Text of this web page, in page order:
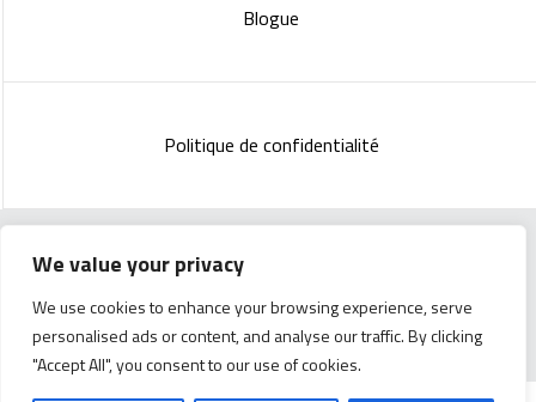
We value your privacy
We use cookies to enhance your browsing experience, serve
personalised ads or content, and analyse our traffic. By clicking
"Accept All", you consent to our use of cookies.
Blogue
Politique de confidentialité
Copyright 2023 :Standish Communications
Lachance